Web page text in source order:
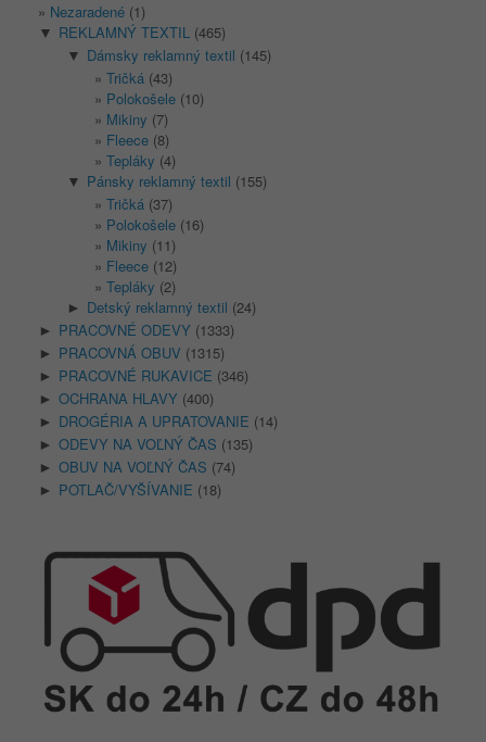
Nezaradené (1)
▼ REKLAMNÝ TEXTIL (465)
▼ Dámsky reklamný textil (145)
Tričká (43)
Polokošele (10)
Mikiny (7)
Fleece (8)
Tepláky (4)
▼ Pánsky reklamný textil (155)
Tričká (37)
Polokošele (16)
Mikiny (11)
Fleece (12)
Tepláky (2)
► Detský reklamný textil (24)
► PRACOVNÉ ODEVY (1333)
► PRACOVNÁ OBUV (1315)
► PRACOVNÉ RUKAVICE (346)
► OCHRANA HLAVY (400)
► DROGÉRIA A UPRATOVANIE (14)
► ODEVY NA VOĽNÝ ČAS (135)
► OBUV NA VOĽNÝ ČAS (74)
► POTLAČ/VYŠÍVANIE (18)